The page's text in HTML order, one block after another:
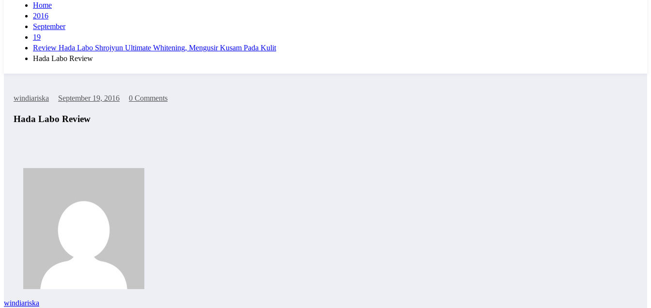
Home
2016
September
19
Review Hada Labo Shrojyun Ultimate Whitening, Mengusir Kusam Pada Kulit
Hada Labo Review
windiariska September 19, 2016 0 Comments
Hada Labo Review
windiariska